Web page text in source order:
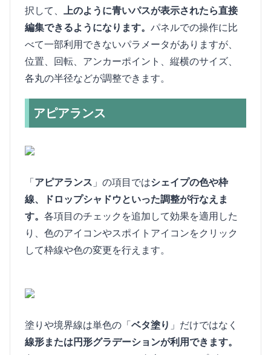
択して、
上のように青いパスが表示されたら直接
編集できるようになります。 パネルでの操作に比
べて一部利用できないパラメータがありますが、
位置、回転、アンカーポイント、縦横のサイズ、
各丸の半径などが調整できます。
アピアランス
「アピアランス 」の項目ではシェイプの色や枠
線、ドロップシャドウといった調整が行なえま
す。 各項目のチェックを追加して効果を適用した
り、色のアイコンやスポイトアイコンをクリック
して枠線や色の変更を行えます。
塗りや境界線は単色の「ベタ塗り 」だけではなく
線形または円形グラデーションが利用できます。